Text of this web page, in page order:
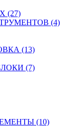
(27)
(4)
(13)
(7)
(10)